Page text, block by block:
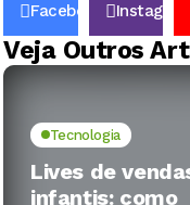
Facebook 67k
Veja Outros
Tecnologia
Lives de
infantis: como